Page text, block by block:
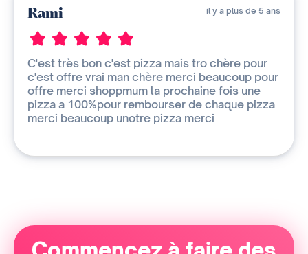
Rami il y a plus de 5 ans
C'est très bon c'est pizza mais tro chère pour
c'est offre vrai man chère merci beaucoup pour
offre merci shoppmum la prochaine fois une
pizza a 100%pour rembourser de chaque pizza
merci beaucoup unotre pizza merci